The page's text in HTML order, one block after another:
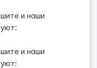
и наши
и наши